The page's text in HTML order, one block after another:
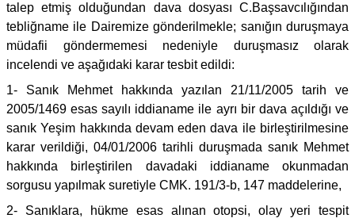
talep etmiş olduğundan dava dosyası C.Başsavcılığından
tebliğname ile Dairemize gönderilmekle; sanığın duruşmaya
müdafii göndermemesi nedeniyle duruşmasız olarak
incelendi ve aşağıdaki karar tesbit edildi:
1- Sanık Mehmet hakkında yazılan 21/11/2005 tarih ve
2005/1469 esas sayılı iddianame ile ayrı bir dava açıldığı ve
sanık Yeşim hakkında devam eden dava ile birleştirilmesine
karar verildiği, 04/01/2006 tarihli duruşmada sanık Mehmet
hakkında birleştirilen davadaki iddianame okunmadan
sorgusu yapılmak suretiyle CMK. 191/3-b, 147 maddelerine,
2- Sanıklara, hükme esas alınan otopsi, olay yeri tespit